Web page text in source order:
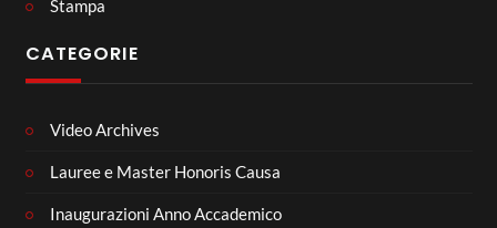
Stampa
CATEGORIE
Video Archives
Lauree e Master Honoris Causa
Inaugurazioni Anno Accademico